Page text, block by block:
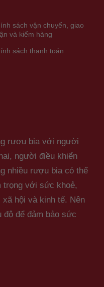
sách vận chuyển, giao
và kiểm hàng
sách thanh toán
rượu bia với người
người điều khiển
nhiều rượu bia có thể
trọng với sức khoẻ,
hội và kinh tế. Nên
độ để đảm bảo sức